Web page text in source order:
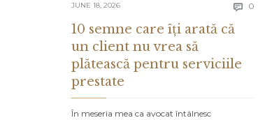
JUNE 18, 2026  0
10 semne care îți arată că
un client nu vrea să
plătească pentru serviciile
prestate
În meseria mea ca avocat întâlnesc